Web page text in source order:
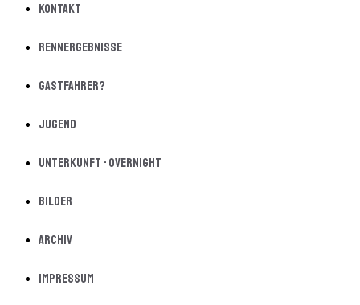
Kontakt
Rennergebnisse
Gastfahrer?
Jugend
Unterkunft - Overnight
Bilder
Archiv
Impressum